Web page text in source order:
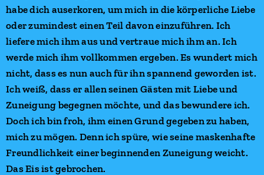
habe dich auserkoren, um mich in die körperliche Liebe
oder zumindest einen Teil davon einzuführen. Ich
liefere mich ihm aus und vertraue mich ihm an. Ich
werde mich ihm vollkommen ergeben. Es wundert mich
nicht, dass es nun auch für ihn spannend geworden ist.
Ich weiß, dass er allen seinen Gästen mit Liebe und
Zuneigung begegnen möchte, und das bewundere ich.
Doch ich bin froh, ihm einen Grund gegeben zu haben,
mich zu mögen. Denn ich spüre, wie seine maskenhafte
Freundlichkeit einer beginnenden Zuneigung weicht.
Das Eis ist gebrochen.